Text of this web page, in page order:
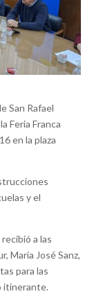
San Rafael
Feria Franca
en la plaza
y el
a las
María José Sanz,
para las
itinerante.